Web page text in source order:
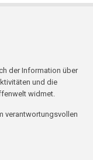
der Information über
und die
widmet.
verantwortungsvollen